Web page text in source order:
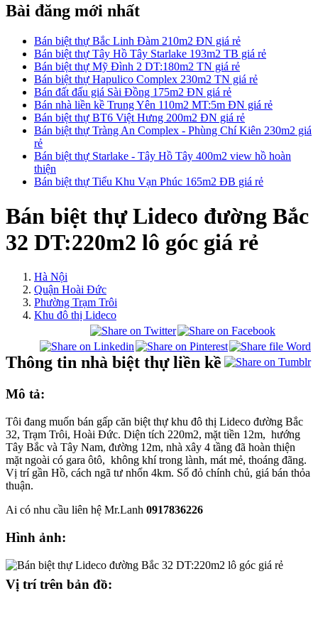
Bài đăng mới nhất
Bán biệt thự Bắc Linh Đàm 210m2 ĐN giá rẻ
Bán biệt thự Tây Hồ Tây Starlake 193m2 TB giá rẻ
Bán biệt thự Mỹ Đình 2 DT:180m2 TN giá rẻ
Bán biệt thự Hapulico Complex 230m2 TN giá rẻ
Bán đất đấu giá Sài Đồng 175m2 ĐN giá rẻ
Bán nhà liền kề Trung Yên 110m2 MT:5m ĐN giá rẻ
Bán biệt thự BT6 Việt Hưng 200m2 ĐN giá rẻ
Bán biệt thự Tràng An Complex - Phùng Chí Kiên 230m2 giá
rẻ
Bán biệt thự Starlake - Tây Hồ Tây 400m2 view hồ hoàn
thiện
Bán biệt thự Tiểu Khu Vạn Phúc 165m2 ĐB giá rẻ
Bán biệt thự Lideco đường Bắc
32 DT:220m2 lô góc giá rẻ
Hà Nội
Quận Hoài Đức
Phường Trạm Trôi
Khu đô thị Lideco
Thông tin nhà biệt thự liền kề
Mô tả:
Tôi đang muốn bán gấp căn biệt thự khu đô thị Lideco đường Bắc
32, Trạm Trôi, Hoài Đức. Diện tích 220m2, mặt tiền 12m, hướng
Tây Bắc và Tây Nam, đường 12m, nhà xây 4 tầng đã hoàn thiện
mặt ngoài có gara ôtô, không khí trong lành, mát mẻ, thoáng đãng.
Vị trí gần Hồ, cách ngã tư nhổn 4km. Sổ đỏ chính chủ, giá bán thỏa
thuận.
Ai có nhu cầu liên hệ Mr.Lanh 0917836226
Hình ảnh:
Vị trí trên bản đồ: